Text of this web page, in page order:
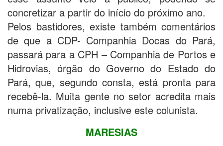
concretizar a partir do início do próximo ano.
Pelos bastidores, existe também comentários
de que a CDP- Companhia Docas do Pará,
passará para a CPH – Companhia de Portos e
Hidrovias, órgão do Governo do Estado do
Pará, que, segundo consta, está pronta para
recebê-la. Muita gente no setor acredita mais
numa privatização, inclusive este colunista.
MARESIAS